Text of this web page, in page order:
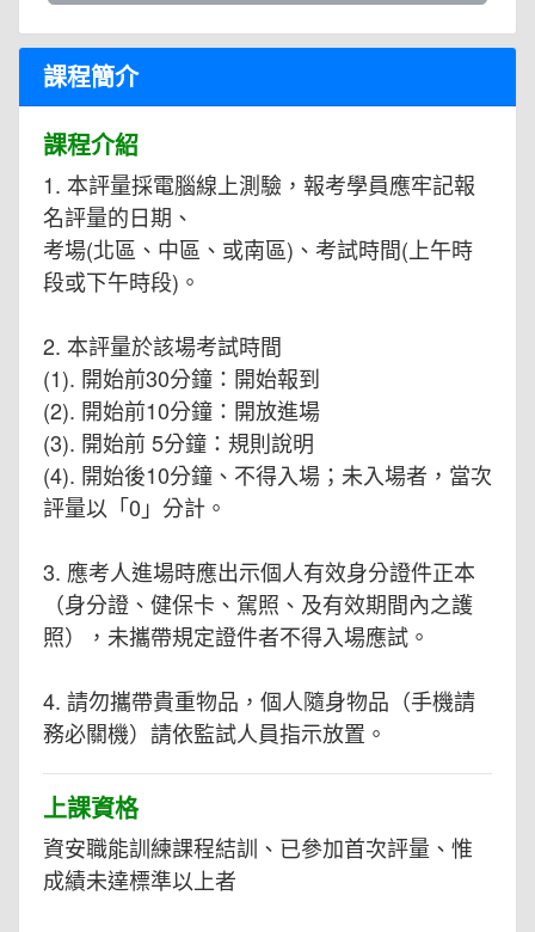
課程簡介
課程介紹
1. 本評量採電腦線上測驗，報考學員應牢記報
名評量的日期、
考場(北區、中區、或南區)、考試時間(上午時
段或下午時段)。
2. 本評量於該場考試時間
(1). 開始前30分鐘：開始報到
(2). 開始前10分鐘：開放進場
(3). 開始前 5分鐘：規則說明
(4). 開始後10分鐘、不得入場；未入場者，當次
評量以「0」分計。
3. 應考人進場時應出示個人有效身分證件正本
（身分證、健保卡、駕照、及有效期間內之護
照），未攜帶規定證件者不得入場應試。
4. 請勿攜帶貴重物品，個人隨身物品（手機請
務必關機）請依監試人員指示放置。
上課資格
資安職能訓練課程結訓、已參加首次評量、惟
成績未達標準以上者